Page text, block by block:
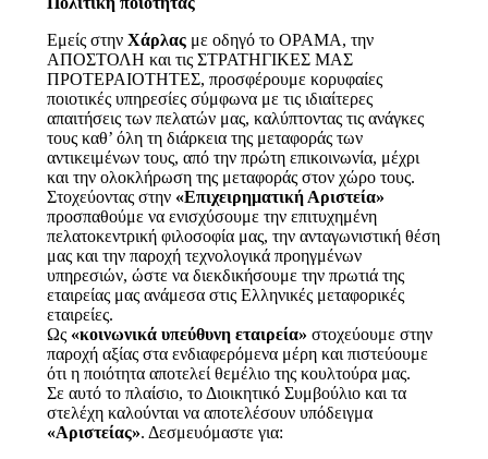
Εμείς στην Χάρλας με οδηγό το ΟΡΑΜΑ, την
ΑΠΟΣΤΟΛΗ και τις ΣΤΡΑΤΗΓΙΚΕΣ ΜΑΣ
ΠΡΟΤΕΡΑΙΟΤΗΤΕΣ, προσφέρουμε κορυφαίες
ποιοτικές υπηρεσίες σύμφωνα με τις ιδιαίτερες
απαιτήσεις των πελατών μας, καλύπτοντας τις ανάγκες
τους καθ’ όλη τη διάρκεια της μεταφοράς των
αντικειμένων τους, από την πρώτη επικοινωνία, μέχρι
και την ολοκλήρωση της μεταφοράς στον χώρο τους.
Στοχεύοντας στην «Επιχειρηματική Αριστεία»
προσπαθούμε να ενισχύσουμε την επιτυχημένη
πελατοκεντρική φιλοσοφία μας, την ανταγωνιστική θέση
μας και την παροχή τεχνολογικά προηγμένων
υπηρεσιών, ώστε να διεκδικήσουμε την πρωτιά της
εταιρείας μας ανάμεσα στις Ελληνικές μεταφορικές
εταιρείες.
Ως «κοινωνικά υπεύθυνη εταιρεία» στοχεύουμε στην
παροχή αξίας στα ενδιαφερόμενα μέρη και πιστεύουμε
ότι η ποιότητα αποτελεί θεμέλιο της κουλτούρα μας.
Σε αυτό το πλαίσιο, το Διοικητικό Συμβούλιο και τα
στελέχη καλούνται να αποτελέσουν υπόδειγμα
«Αριστείας». Δεσμευόμαστε για: